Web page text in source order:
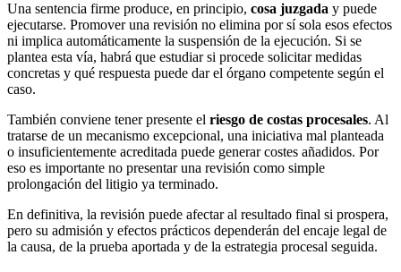
Una sentencia firme produce, en principio, cosa juzgada y puede
ejecutarse. Promover una revisión no elimina por sí sola esos efectos
ni implica automáticamente la suspensión de la ejecución. Si se
plantea esta vía, habrá que estudiar si procede solicitar medidas
concretas y qué respuesta puede dar el órgano competente según el
caso.
También conviene tener presente el riesgo de costas procesales. Al
tratarse de un mecanismo excepcional, una iniciativa mal planteada
o insuficientemente acreditada puede generar costes añadidos. Por
eso es importante no presentar una revisión como simple
prolongación del litigio ya terminado.
En definitiva, la revisión puede afectar al resultado final si prospera,
pero su admisión y efectos prácticos dependerán del encaje legal de
la causa, de la prueba aportada y de la estrategia procesal seguida.